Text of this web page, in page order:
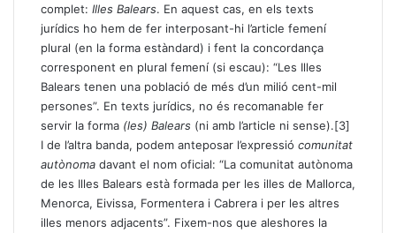
complet: Illes Balears. En aquest cas, en els texts
jurídics ho hem de fer interposant-hi l’article femení
plural (en la forma estàndard) i fent la concordança
corresponent en plural femení (si escau): “Les Illes
Balears tenen una població de més d’un milió cent-mil
persones”. En texts jurídics, no és recomanable fer
servir la forma (les) Balears (ni amb l’article ni sense).[3]
I de l’altra banda, podem anteposar l’expressió comunitat
autònoma davant el nom oficial: “La comunitat autònoma
de les Illes Balears està formada per les illes de Mallorca,
Menorca, Eivissa, Formentera i Cabrera i per les altres
illes menors adjacents”. Fixem-nos que aleshores la